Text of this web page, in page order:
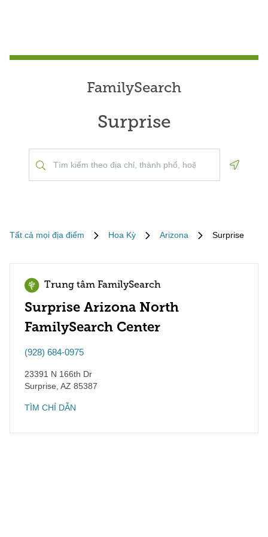
FamilySearch
Surprise
Tất cả mọi địa điểm Hoa Kỳ Arizona Surprise
Trung tâm FamilySearch
Surprise Arizona North
FamilySearch Center
(928) 684-0975
23391 N 166th Dr
Surprise AZ 85387
TÌM CHỈ DẪN